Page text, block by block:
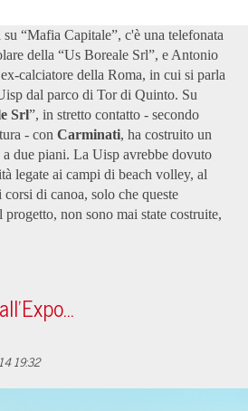
“Mafia Capitale”, c'è una telefonata
della “Us Boreale Srl”, e Antonio
calciatore della Roma, in cui si parla
dal parco di Tor di Quinto. Su
Srl”, in stretto contatto - secondo
- con Carminati, ha costruito un
due piani. La Uisp avrebbe dovuto
legate ai campi di beach volley, al
di canoa, solo che queste
non sono mai state costruite,
19:32